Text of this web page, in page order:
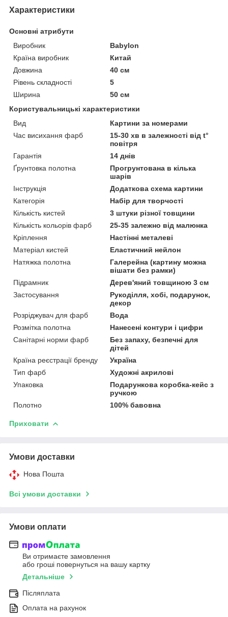
Характеристики
Основні атрибути
Виробник
Babylon
Країна виробник
Китай
Довжина
40 см
Рівень складності
5
Ширина
50 см
Користувальницькі характеристики
Вид
Картини за номерами
Час висихання фарб
15-30 хв в залежності від t°
повітря
Гарантія
14 днів
Ґрунтовка полотна
Прогрунтована в кілька
шарів
Інструкція
Додаткова схема картини
Категорія
Набір для творчості
Кількість кистей
3 штуки різної товщини
Кількість кольорів фарб
25-35 залежно від малюнка
Кріплення
Настінні металеві
Матеріал кистей
Еластичний нейлон
Натяжка полотна
Галерейна (картину можна
вішати без рамки)
Підрамник
Дерев'яний товщиною 3 см
Застосування
Рукоділля, хобі, подарунок,
декор
Розріджувач для фарб
Вода
Розмітка полотна
Нанесені контури і цифри
Санітарні норми фарб
Без запаху, безпечні для
дітей
Країна реєстрації бренду
Україна
Тип фарб
Художні акрилові
Упаковка
Подарункова коробка-кейс з
ручкою
Полотно
100% бавовна
Приховати
Умови доставки
Нова Пошта
Всі умови доставки
Умови оплати
Ви отримаєте замовлення
або гроші повернуться на вашу картку
Детальніше
Післяплата
Оплата на рахунок